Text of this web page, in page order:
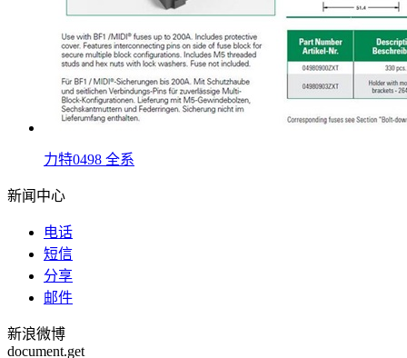
力特0498 全系
新闻中心
电话
短信
分享
邮件
新浪微博
document.get